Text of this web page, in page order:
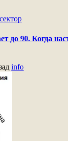
до 90. Когда
info